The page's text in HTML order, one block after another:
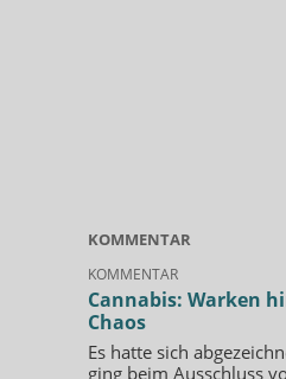
KOMMENTAR
KOMMENTAR
Cannabis: Warken
Chaos
Es hatte sich
ging beim Ausschluss